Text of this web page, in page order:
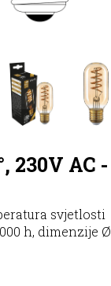
230V AC -
svjetlosti
h, dimenzije Ø